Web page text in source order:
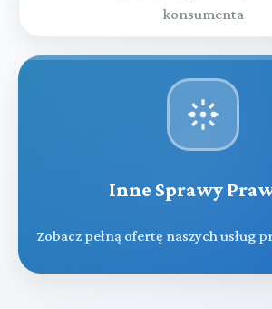
konsumenta
Inne Sprawy
Zobacz pełną ofertę naszych usług